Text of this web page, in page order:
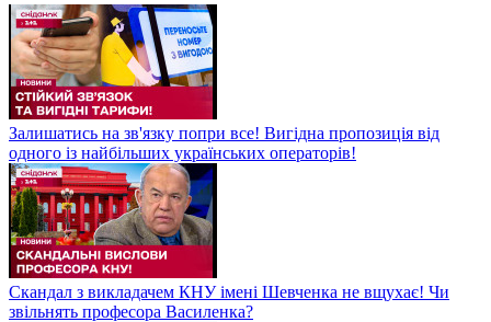
Залишатись на зв'язку попри все! Вигідна пропозиція від
одного із найбільших українських операторів!
Скандал з викладачем КНУ імені Шевченка не вщухає! Чи
звільнять професора Василенка?